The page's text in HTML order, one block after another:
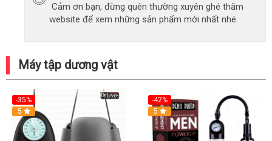
Cảm ơn bạn, đừng quên thường xuyên ghé thăm
website để xem những sản phẩm mới nhất nhé.
Máy tập dương vật
-35%
Hot
5
-42%
5